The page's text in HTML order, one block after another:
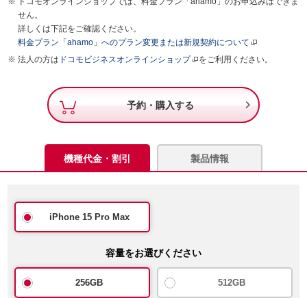
せん。
詳しくは下記をご確認ください。
料金プラン「ahamo」へのプラン変更または新規契約について
法人の方は ドコモビジネスオンラインショップ をご利用ください。
予約・購入する 
機種代金・割引 製品情報
iPhone 15 Pro Max
容量をお選びください
256GB 512GB